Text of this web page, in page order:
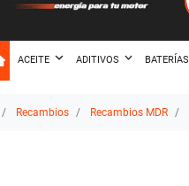
ACEITE ADITIVOS BATERÍAS
Recambios Recambios MDR